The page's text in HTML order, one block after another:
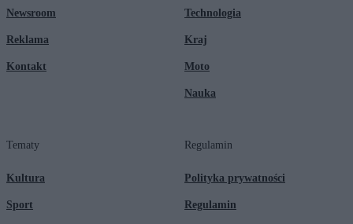
Newsroom
Reklama
Kontakt
Technologia
Kraj
Moto
Nauka
Tematy
Kultura
Sport
Regulamin
Polityka prywatności
Regulamin